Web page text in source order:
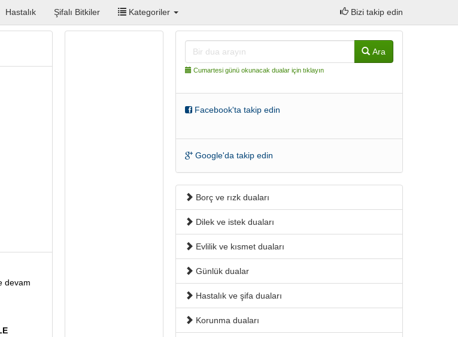
Hastalık Şifalı Bitkiler Kategoriler Bizi takip edin
devam
Ara
Cumartesi günü okunacak dualar için tıklayın
Facebook'ta takip edin
Google'da takip edin
Borç ve rızk duaları
Dilek ve istek duaları
Evlilik ve kısmet duaları
Günlük dualar
Hastalık ve şifa duaları
Korunma duaları